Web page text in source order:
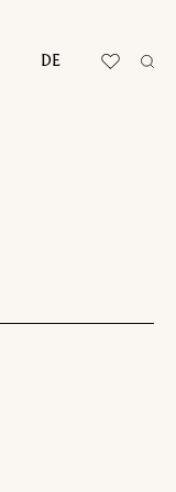
DE